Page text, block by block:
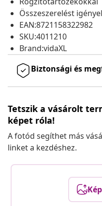
Összeszerelést
EAN:8721158322982
SKU:4011210
Brand:vidaXL
Biztonsági és
Tetszik a vásárolt
képet róla!
A fotód segíthet más
linket a kezdéshez.